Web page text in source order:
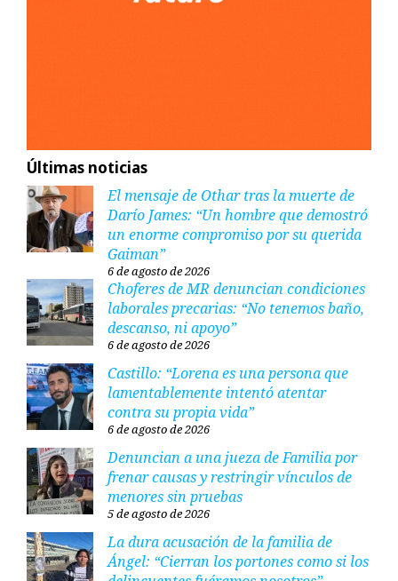
Últimas noticias
El mensaje de Othar tras la muerte de
Darío James: “Un hombre que demostró
un enorme compromiso por su querida
Gaiman”
6 de agosto de 2026
Choferes de MR denuncian condiciones
laborales precarias: “No tenemos baño,
descanso, ni apoyo”
6 de agosto de 2026
Castillo: “Lorena es una persona que
lamentablemente intentó atentar
contra su propia vida”
6 de agosto de 2026
Denuncian a una jueza de Familia por
frenar causas y restringir vínculos de
menores sin pruebas
5 de agosto de 2026
La dura acusación de la familia de
Ángel: “Cierran los portones como si los